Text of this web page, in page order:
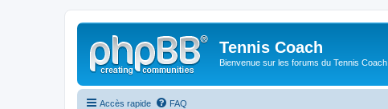
Tennis Coach
Bienvenue sur les forums du Tennis Coach
Accès rapide FAQ